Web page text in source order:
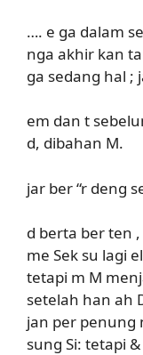
…. e ga dalam
nga akhir kan
ga sedang hal ;
em dan t
d, dibahan M.
jar ber “r deng
d berta ber ten
me Sek su lagi
tetapi m M
setelah han ah
jan per penung
sung Si: tetapi